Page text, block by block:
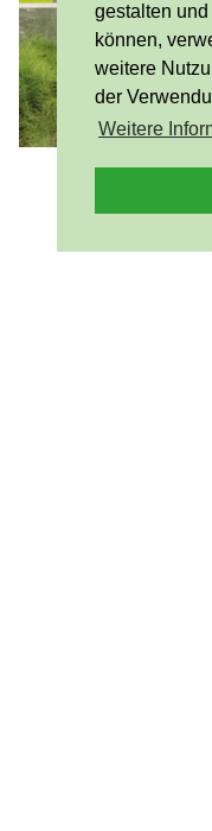
gestalten
können,
weitere
der
Weitere